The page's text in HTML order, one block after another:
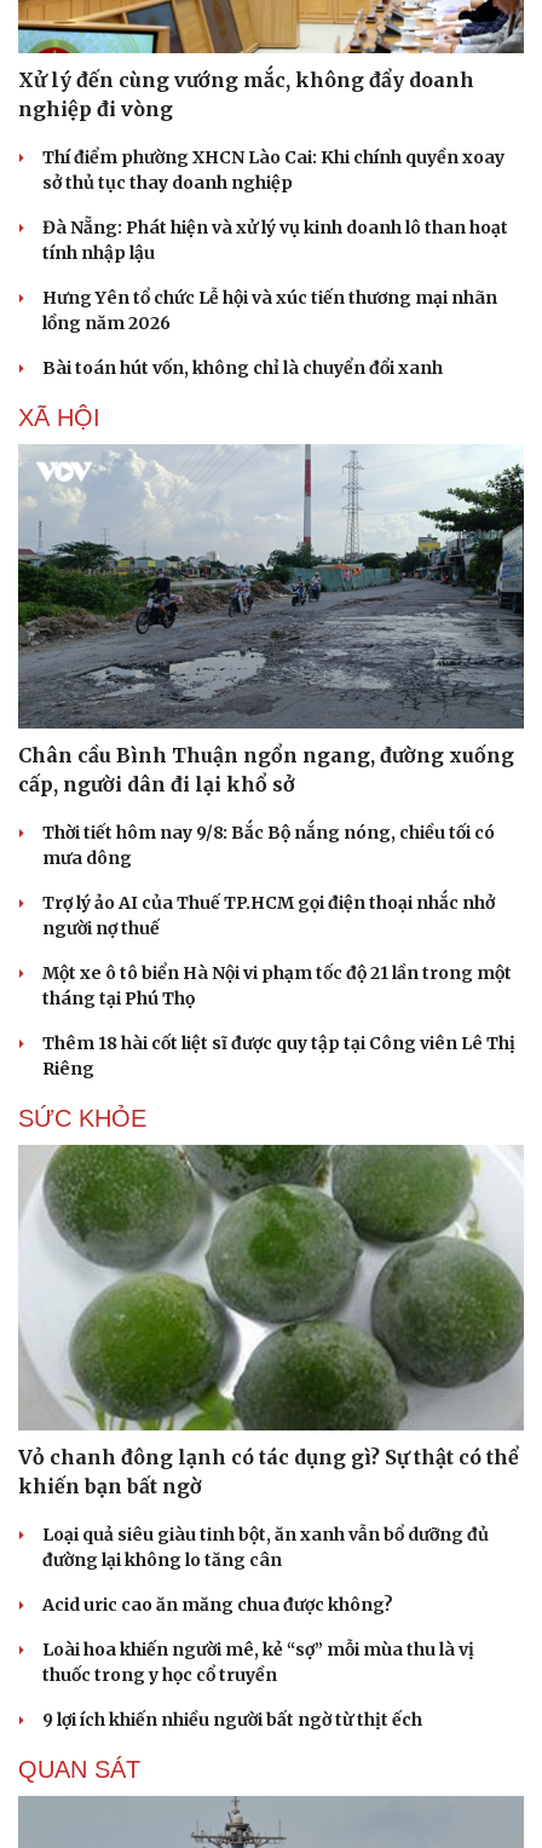
Sức khỏe
Dinh dưỡng - món ngon
Cây thuốc
Sản phụ khoa
Nam khoa
Làm đẹp - giảm cân
Phòng mạch online
Ăn sạch sống khỏe
Đời sống
Blog
Văn hóa
Văn học
Âm nhạc
Giải trí
Thời trang
Xử lý đến cùng vướng mắc, không đẩy doanh
nghiệp đi vòng
Thí điểm phường XHCN Lào Cai: Khi chính quyền xoay
sở thủ tục thay doanh nghiệp
Đà Nẵng: Phát hiện và xử lý vụ kinh doanh lô than hoạt
tính nhập lậu
Hưng Yên tổ chức Lễ hội và xúc tiến thương mại nhãn
lồng năm 2026
Bài toán hút vốn, không chỉ là chuyển đổi xanh
XÃ HỘI
Chân cầu Bình Thuận ngổn ngang, đường xuống
cấp, người dân đi lại khổ sở
Thời tiết hôm nay 9/8: Bắc Bộ nắng nóng, chiều tối có
mưa dông
Trợ lý ảo AI của Thuế TP.HCM gọi điện thoại nhắc nhở
người nợ thuế
Một xe ô tô biển Hà Nội vi phạm tốc độ 21 lần trong một
tháng tại Phú Thọ
Thêm 18 hài cốt liệt sĩ được quy tập tại Công viên Lê Thị
Riêng
SỨC KHỎE
Vỏ chanh đông lạnh có tác dụng gì? Sự thật có thể
khiến bạn bất ngờ
Loại quả siêu giàu tinh bột, ăn xanh vẫn bổ dưỡng đủ
đường lại không lo tăng cân
Acid uric cao ăn măng chua được không?
Loài hoa khiến người mê, kẻ “sợ” mỗi mùa thu là vị
thuốc trong y học cổ truyền
9 lợi ích khiến nhiều người bất ngờ từ thịt ếch
QUAN SÁT